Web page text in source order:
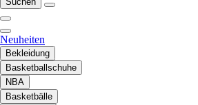
Neuheiten
Bekleidung
Basketballschuhe
NBA
Basketbälle